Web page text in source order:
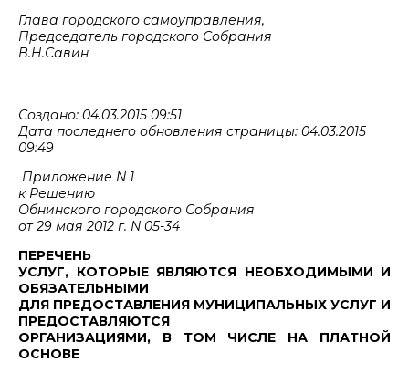
Глава городского самоуправления,
Председатель городского Собрания
В.Н.Савин
Создано: 04.03.2015 09:51
Дата последнего обновления страницы: 04.03.2015
09:49
Приложение N 1
к Решению
Обнинского городского Собрания
от 29 мая 2012 г. N 05-34
ПЕРЕЧЕНЬ
УСЛУГ, КОТОРЫЕ ЯВЛЯЮТСЯ НЕОБХОДИМЫМИ И
ОБЯЗАТЕЛЬНЫМИ
ДЛЯ ПРЕДОСТАВЛЕНИЯ МУНИЦИПАЛЬНЫХ УСЛУГ И
ПРЕДОСТАВЛЯЮТСЯ
ОРГАНИЗАЦИЯМИ, В ТОМ ЧИСЛЕ НА ПЛАТНОЙ
ОСНОВЕ